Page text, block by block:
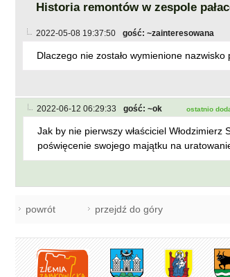
Historia remontów w zespole
2022-05-08 19:37:50 gość: ~zainteresowana
Dlaczego nie zostało wymienione
2022-06-12 06:29:33 gość: ~ok ostatnio
Jak by nie pierwszy właściciel
poświęcenie swojego majątku na
powrót przejdź do góry